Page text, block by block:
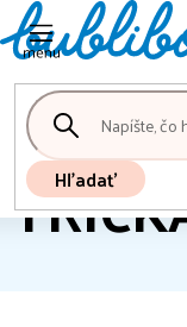
Prejsť
na
obsah
Hľadať